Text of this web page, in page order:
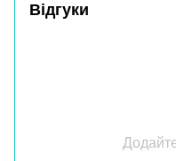
Відгуки